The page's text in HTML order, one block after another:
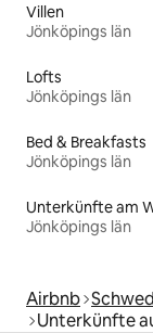
Villen
Jönköpings län
Lofts
Jönköpings län
Bed & Breakfasts
Jönköpings län
Unterkünfte am
Jönköpings län
Airbnb
Unterkünfte